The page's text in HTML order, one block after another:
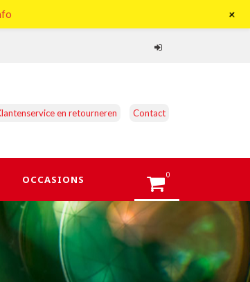
en retourneren Contact
OCCASIONS 0
+